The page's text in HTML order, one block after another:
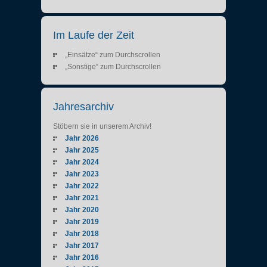
Im Laufe der Zeit
„Einsätze“ zum Durchscrollen
„Sonstige“ zum Durchscrollen
Jahresarchiv
Stöbern sie in unserem Archiv!
Jahr 2026
Jahr 2025
Jahr 2024
Jahr 2023
Jahr 2022
Jahr 2021
Jahr 2020
Jahr 2019
Jahr 2018
Jahr 2017
Jahr 2016